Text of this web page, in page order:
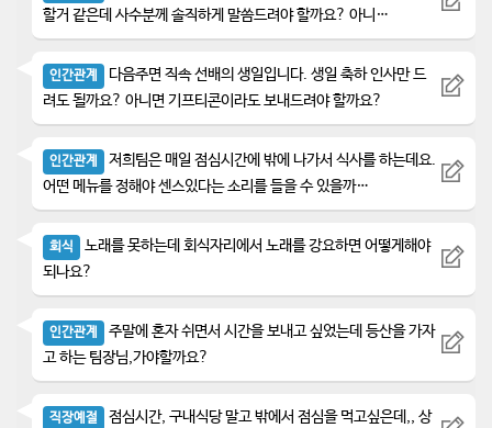
할거 같은데 사수분께 솔직하게 말씀드려야 할까요? 아니…
인간관계
다음주면 직속 선배의 생일입니다. 생일 축하 인사만 드
려도 될까요? 아니면 기프티콘이라도 보내드려야 할까요?
인간관계
저희팀은 매일 점심시간에 밖에 나가서 식사를 하는데요.
어떤 메뉴를 정해야 센스있다는 소리를 들을 수 있을까…
회식
노래를 못하는데 회식자리에서 노래를 강요하면 어떻게해야
되나요?
인간관계
주말에 혼자 쉬면서 시간을 보내고 싶었는데 등산을 가자
고 하는 팀장님,가야할까요?
직장예절 점심시간, 구내식당 말고 밖에서 점심을 먹고싶은데,, 상